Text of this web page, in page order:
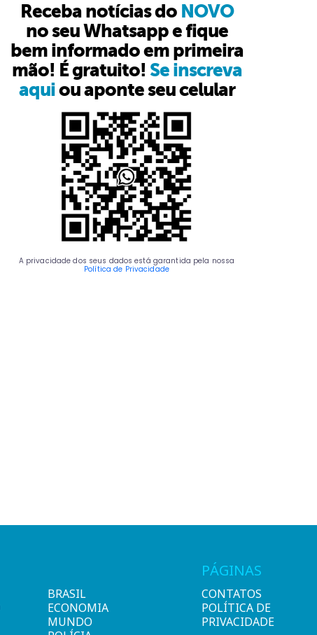
Receba notícias do NOVO
no seu Whatsapp e fique
bem informado em primeira
mão! É gratuito! Se inscreva
aquiou aponte seu celular
A privacidade dos seus dados está garantida pela nossa
Política de Privacidade
BRASIL
ECONOMIA
MUNDO
PÁGINAS
CONTATOS
POLÍTICA DE
PRIVACIDADE